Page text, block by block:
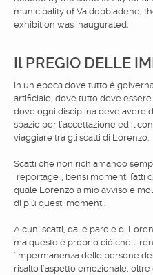
municipality of Valdobbiadene,
exhibition was inaugurated.
Il PREGIO DELLE
In un epoca dove tutto é
artificiale, dove tutto deve
dove ogni disciplina deve avere
spazio per l´accettazione ed il
viaggiare tra gli scatti di Lorenzo.
Scatti che non richiamanoo
"reportage", bensí momenti fatti
quale Lorenzo a mio avviso é
di piú questi momenti.
Alcuni scatti, dalle parole di
ma questo é proprio ció che li
´impermanenza delle persone
risalto l´aspetto emozionale,